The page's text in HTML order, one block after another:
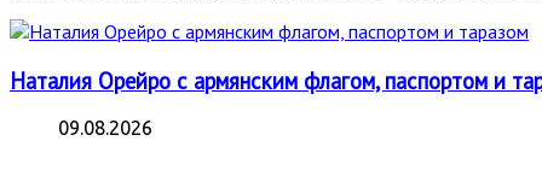
Наталия Орейро с армянским флагом, паспортом и
09.08.2026